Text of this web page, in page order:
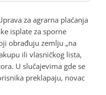
za agrarna plaćanja
isplate za sporne
obrađuju zemlju „na
ili vlasničkog lista,
U slučajevima gde se
preklapaju, novac